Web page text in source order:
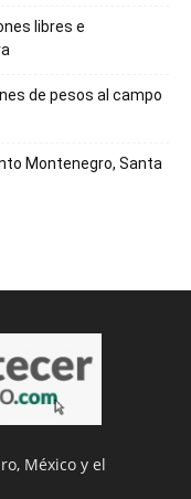
libres e
de pesos al campo
Montenegro, Santa
México y el